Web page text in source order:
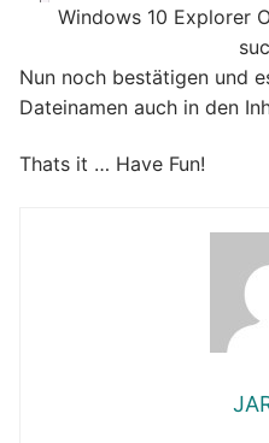
Windows 10 Explorer
Nun noch bestätigen und
Dateinamen auch in den
Thats it … Have Fun!